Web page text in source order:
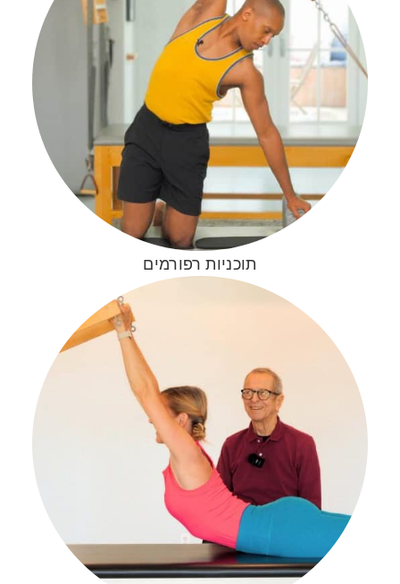
תוכניות רפורמים